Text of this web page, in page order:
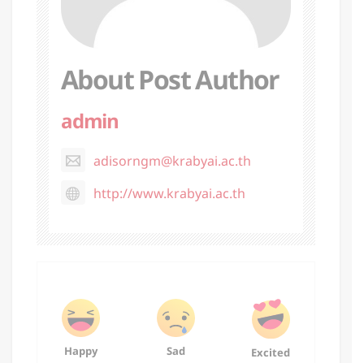
About Post Author
admin
adisorngm@krabyai.ac.th
http://www.krabyai.ac.th
Happy
Sad
Excited